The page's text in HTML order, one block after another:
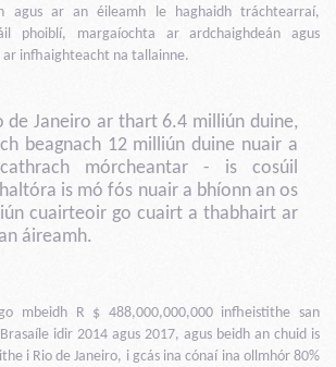
agus ar an éileamh le haghaidh tráchtearraí,
phoiblí, margaíochta ar ardchaighdeán agus
ar infhaighteacht na tallainne.
de Janeiro ar thart 6.4 milliún duine,
beagnach 12 milliún duine nuair a
mórcheantar - is cosúil
is mó fós nuair a bhíonn an os
cuairteoir go cuairt a thabhairt ar
áireamh.
mbeidh R $ 488,000,000,000 infheistithe san
idir 2014 agus 2017, agus beidh an chuid is
i Rio de Janeiro, i gcás ina cónaí ina ollmhór 80%